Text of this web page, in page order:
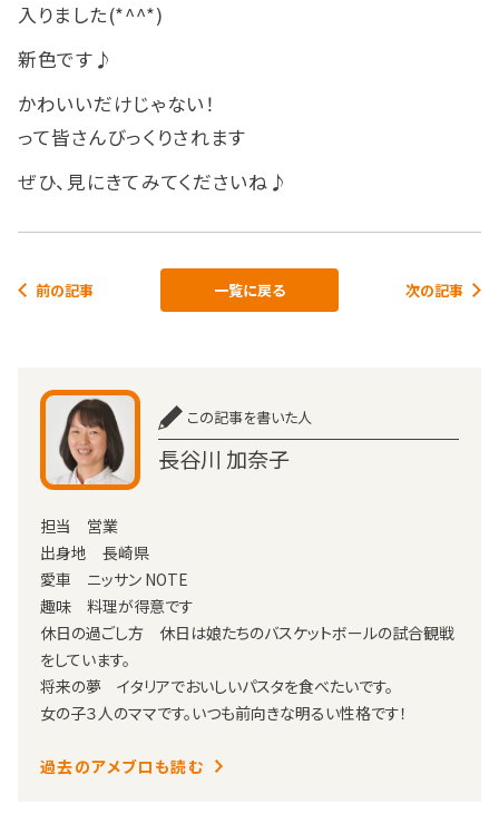
入りました(*^^*)
新色です♪
かわいいだけじゃない！
って皆さんびっくりされます
ぜひ、見にきてみてくださいね♪
前の記事 一覧に戻る 次の記事
この記事を書いた人
長谷川 加奈子
担当 営業
出身地 長崎県
愛車 ニッサン NOTE
趣味 料理が得意です
休日の過ごし方 休日は娘たちのバスケットボールの試合観戦
をしています。
将来の夢 イタリアでおいしいパスタを食べたいです。
女の子３人のママです。いつも前向きな明るい性格です！
過去のアメブロも読む